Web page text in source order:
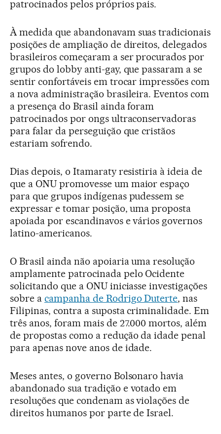
patrocinados pelos próprios pais.
À medida que abandonavam suas tradicionais
posições de ampliação de direitos, delegados
brasileiros começaram a ser procurados por
grupos do lobby anti-gay, que passaram a se
sentir confortáveis em trocar impressões com
a nova administração brasileira. Eventos com
a presença do Brasil ainda foram
patrocinados por ongs ultraconservadoras
para falar da perseguição que cristãos
estariam sofrendo.
Dias depois, o Itamaraty resistiria à ideia de
que a ONU promovesse um maior espaço
para que grupos indígenas pudessem se
expressar e tomar posição, uma proposta
apoiada por escandinavos e vários governos
latino-americanos.
O Brasil ainda não apoiaria uma resolução
amplamente patrocinada pelo Ocidente
solicitando que a ONU iniciasse investigações
sobre a campanha de Rodrigo Duterte, nas
Filipinas, contra a suposta criminalidade. Em
três anos, foram mais de 27.000 mortos, além
de propostas como a redução da idade penal
para apenas nove anos de idade.
Meses antes, o governo Bolsonaro havia
abandonado sua tradição e votado em
resoluções que condenam as violações de
direitos humanos por parte de Israel.